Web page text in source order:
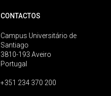
CONTACTOS
Campus Universitário de
Santiago
3810-193 Aveiro
Portugal
+351 234 370 200